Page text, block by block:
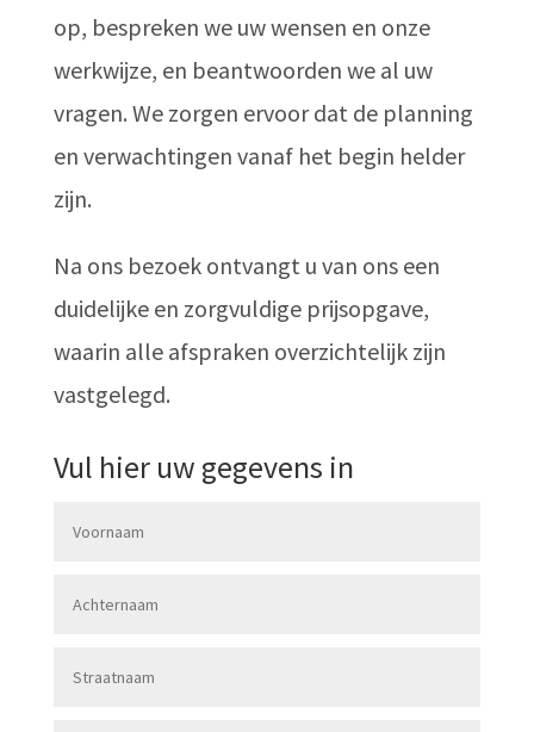
op, bespreken we uw wensen en onze
werkwijze, en beantwoorden we al uw
vragen. We zorgen ervoor dat de planning
en verwachtingen vanaf het begin helder
zijn.
Na ons bezoek ontvangt u van ons een
duidelijke en zorgvuldige prijsopgave,
waarin alle afspraken overzichtelijk zijn
vastgelegd.
Vul hier uw gegevens in